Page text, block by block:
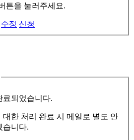
튼을 눌러주세요.
수정 신청
료되었습니다.
대한 처리 완료 시 메일로 별도 안
습니다.